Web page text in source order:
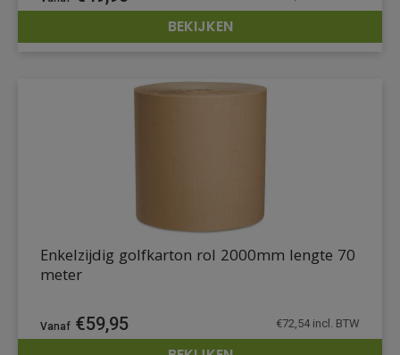
DETAILS
BEKIJKEN
Enkelzijdig golfkarton rol 2000mm lengte 70
meter
€59,95 €72,54 incl. BTW